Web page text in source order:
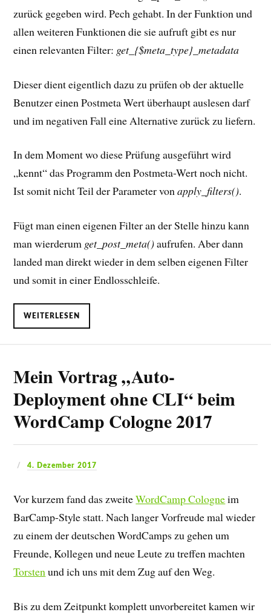
zurück gegeben wird. Pech gehabt. In der Funktion und
allen weiteren Funktionen die sie aufruft gibt es nur
einen relevanten Filter: get_{$meta_type}_metadata
Dieser dient eigentlich dazu zu prüfen ob der aktuelle
Benutzer einen Postmeta Wert überhaupt auslesen darf
und im negativen Fall eine Alternative zurück zu liefern.
In dem Moment wo diese Prüfung ausgeführt wird
„kennt“ das Programm den Postmeta-Wert noch nicht.
Ist somit nicht Teil der Parameter vonapply_filters().
Fügt man einen eigenen Filter an der Stelle hinzu kann
man wierderum get_post_meta()aufrufen. Aber dann
landed man direkt wieder in dem selben eigenen Filter
und somit in einer Endlosschleife.
WEITERLESEN
Mein Vortrag „Auto-
Deployment ohne CLI“ beim
WordCamp Cologne 2017
4. Dezember 2017
Vor kurzem fand das zweiteWordCamp Cologneim
BarCamp-Style statt. Nach langer Vorfreude mal wieder
zu einem der deutschen WordCamps zu gehen um
Freunde, Kollegen und neue Leute zu treffen machten
Torstenund ich uns mit dem Zug auf den Weg.
Bis zu dem Zeitpunkt komplett unvorbereitet kamen wir